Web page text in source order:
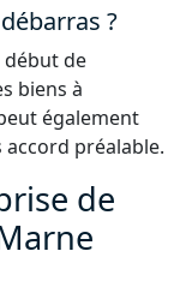
?
début de
biens à
également
préalable.
de